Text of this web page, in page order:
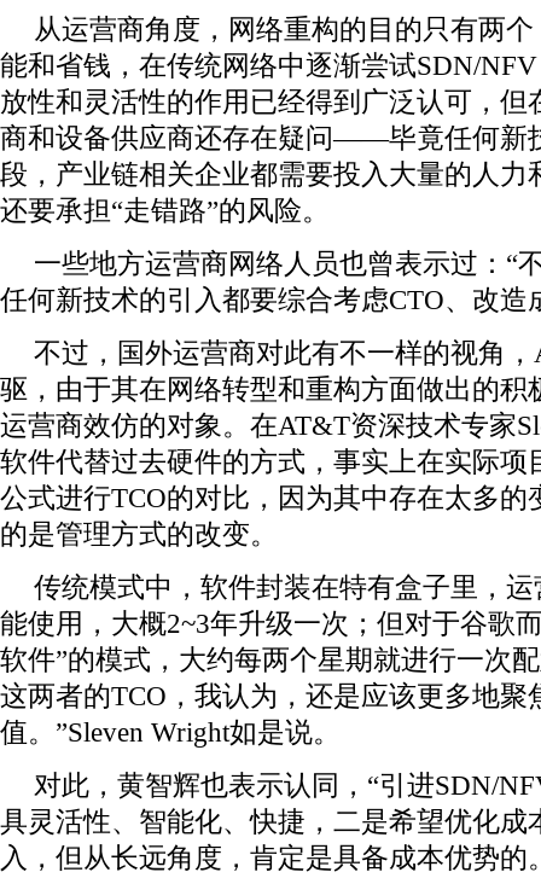
从运营商角度，网络重构的目的只有两
能和省钱，在传统网络中逐渐尝试SDN/
放性和灵活性的作用已经得到广泛认可，但
商和设备供应商还存在疑问——毕竟任何新
段，产业链相关企业都需要投入大量的人力
还要承担“走错路”的风险。
一些地方运营商网络人员也曾表示过：“
任何新技术的引入都要综合考虑CTO、改造
不过，国外运营商对此有不一样的视角
驱，由于其在网络转型和重构方面做出的积
运营商效仿的对象。在AT&T资深技术专家
软件代替过去硬件的方式，事实上在实际项
公式进行TCO的对比，因为其中存在太多的
的是管理方式的改变。
传统模式中，软件封装在特有盒子里，
能使用，大概2~3年升级一次；但对于谷歌
软件”的模式，大约每两个星期就进行一次
这两者的TCO，我认为，还是应该更多地聚
值。”Sleven Wright如是说。
对此，黄智辉也表示认同，“引进SDN/
具灵活性、智能化、快捷，二是希望优化成
入，但从长远角度，肯定是具备成本优势的